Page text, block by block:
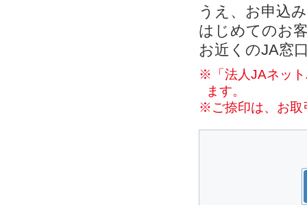
うえ、お申込
はじめてのお
お近くのJA窓
※「法人JAネット
ます。
※ご捺印は、お取